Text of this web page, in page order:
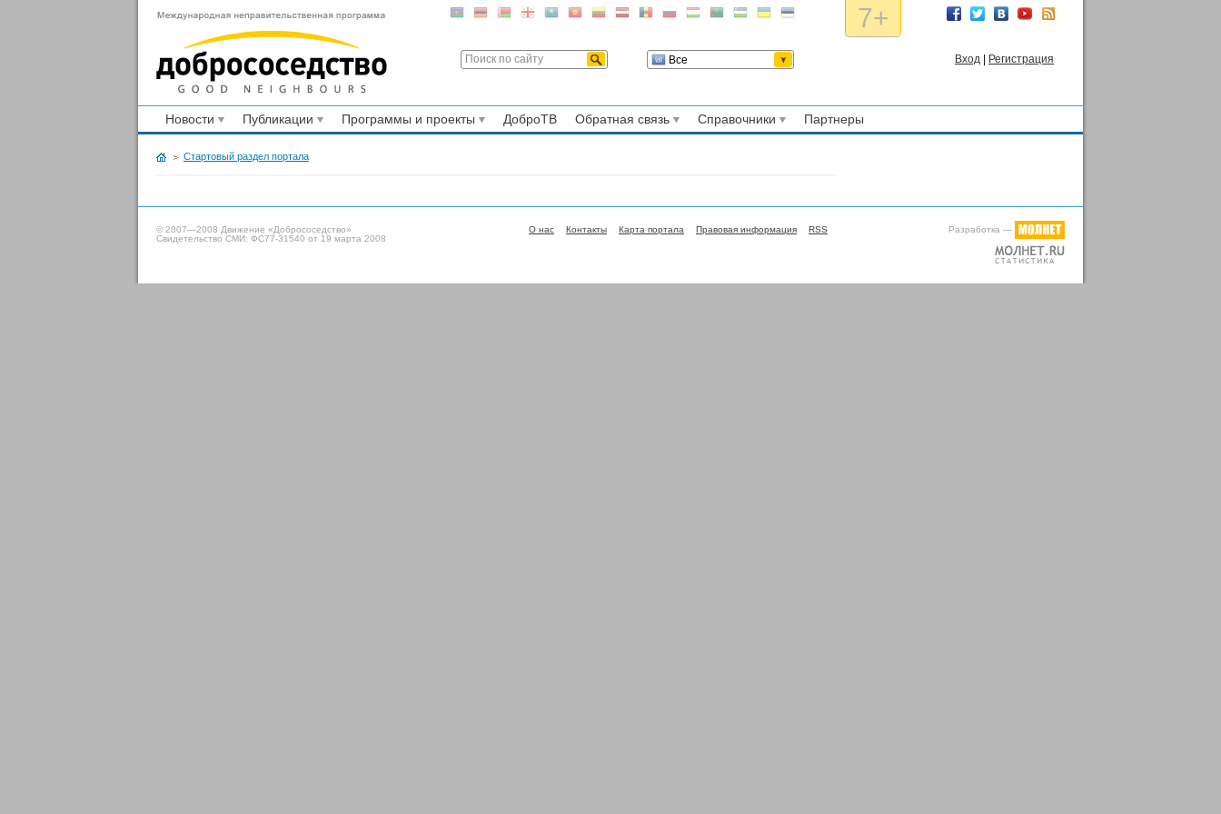
7+
Все Вход Регистрация
Новости Публикации Программы и проекты ДоброТВ Обратная связь Справочники Партнеры
Стартовый раздел портала
О нас Контакты Карта портала Правовая информация RSS Разработка —
© 2007—2008 Движение «Добрососедство»
Свидетельство СМИ: ФС77-31540 от 19 марта 2008